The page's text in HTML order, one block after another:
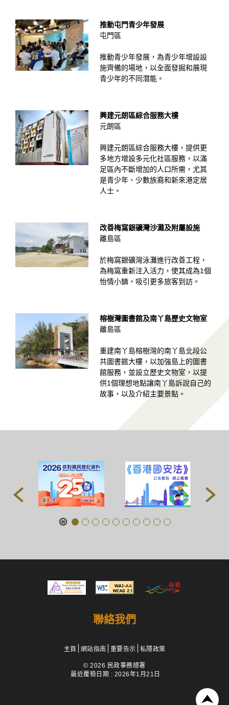
推動屯門青少年發展
屯門區
推動青少年發展，為青少年增設設
施齊備的場地，以全面發掘和展現
青少年的不同潛能。
興建元朗區綜合服務大樓
元朗區
興建元朗區綜合服務大樓，提供更
多地方增設多元化社區服務，以滿
足區內不斷增加的人口所需，尤其
是青少年、少數族裔和新來港定居
人士。
改善梅窩銀礦灣沙灘及附屬設施
離島區
於梅窩銀礦灣泳灘進行改善工程，
為梅窩重新注入活力，使其成為1個
怡情小鎮，吸引更多旅客到訪。
榕樹灣圖書館及南丫島歷史文物室
離島區
重建南丫島榕樹灣的南丫島北段公
共圖書館大樓，以加強島上的圖書
館服務，並設立歷史文物室，以提
供1個理想地點讓南丫島訴說自己的
故事，以及介紹主要景點。
聯絡我們
主頁 網站指南 重要告示 私隱政策
© 2026 民政事務總署
最近覆檢日期 : 2026年1月21日